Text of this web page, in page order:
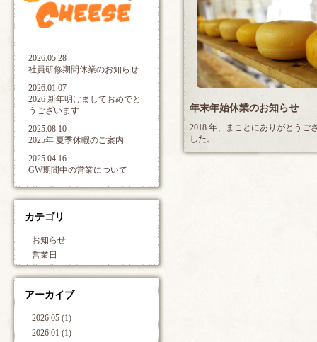
2026.05.28
社員研修期間休業のお知らせ
2026.01.07
2026 新年明けましておめでと
うございます
2025.08.10
2025年 夏季休暇のご案内
2025.04.16
GW期間中の営業について
カテゴリ
お知らせ
営業日
アーカイブ
2026.05 (1)
2026.01 (1)
年末年始休業のお知らせ
2018 年、まことにありがとうご
した。